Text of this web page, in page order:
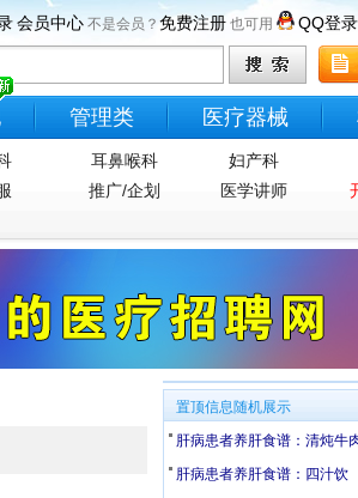
会员中心 不是会员？ 免费注册 也可用 QQ登录
管理类 医疗器械
耳鼻喉科 妇产科
推广/企划 医学讲师
置顶信息随机展示
肝病患者养肝食谱：清炖牛
肝病患者养肝食谱：四汁饮